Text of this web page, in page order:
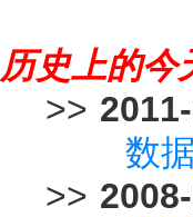
历史上的今
>>
数
>>